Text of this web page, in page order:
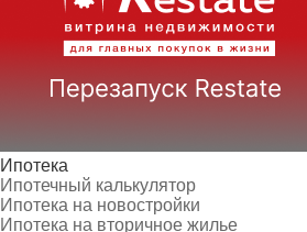
Ипотека
Ипотечный калькулятор
Ипотека на новостройки
Ипотека на вторичное жилье